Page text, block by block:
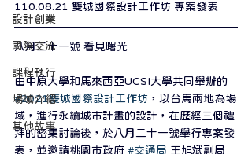
設計創業
國際交流
課程執行
場域介紹
其他故事
110.08.21 雙城國際設計工作坊 專案發表
八月二十一號 看見曙光
由中原大學和馬來西亞UCSI大學共同舉辦的
#2021雙城國際設計工作坊 ，以台馬兩地為場
域，進行永續城市計畫的設計，在歷經三個禮
拜的密集討論後，於八月二十一號舉行專案發
表，並邀請桃園市政府 #交通局 王旭斌副局